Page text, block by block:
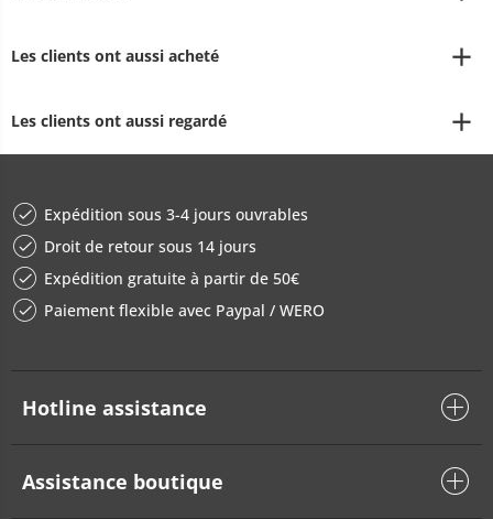
Les clients ont aussi acheté
Les clients ont aussi regardé
Expédition sous 3-4 jours ouvrables
Droit de retour sous 14 jours
Expédition gratuite à partir de 50€
Paiement flexible avec Paypal / WERO
Hotline assistance
Assistance boutique